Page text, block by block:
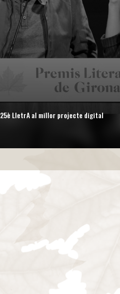
25è LletrA al millor projecte digital